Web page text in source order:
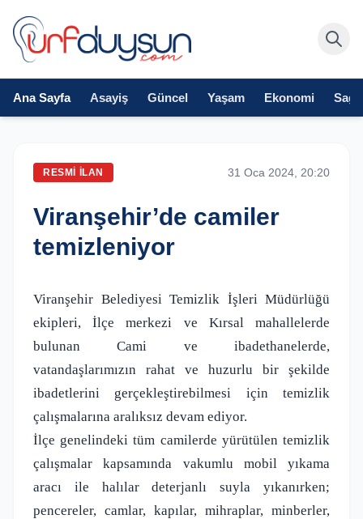
Ana Sayfa Asayiş Güncel Yaşam Ekonomi
RESMI İLAN 31 Oca 2024, 20:20
Viranşehir’de camiler
temizleniyor
Viranşehir Belediyesi Temizlik İşleri Müdürlüğü
ekipleri, İlçe merkezi ve Kırsal mahallelerde
bulunan Cami ve ibadethanelerde,
vatandaşlarımızın rahat ve huzurlu bir şekilde
ibadetlerini gerçekleştirebilmesi için temizlik
çalışmalarına aralıksız devam ediyor.
İlçe genelindeki tüm camilerde yürütülen temizlik
çalışmalar kapsamında vakumlu mobil yıkama
aracı ile halılar deterjanlı suyla yıkanırken;
pencereler, camlar, kapılar, mihraplar, minberler,